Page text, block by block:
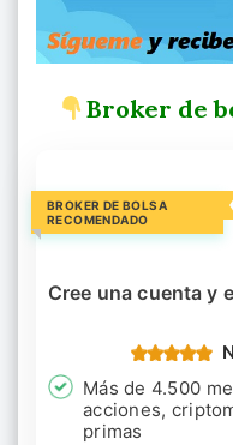
Broker de
BROKER DE BOLSA
RECOMENDADO
Cree una cuenta y
Más de 4.500
acciones,
primas